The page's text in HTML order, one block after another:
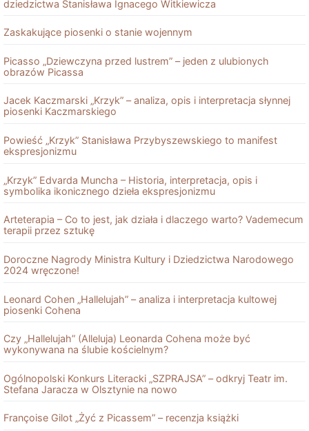
dziedzictwa Stanisława Ignacego Witkiewicza
Zaskakujące piosenki o stanie wojennym
Picasso „Dziewczyna przed lustrem” – jeden z ulubionych
obrazów Picassa
Jacek Kaczmarski „Krzyk” – analiza, opis i interpretacja słynnej
piosenki Kaczmarskiego
Powieść „Krzyk” Stanisława Przybyszewskiego to manifest
ekspresjonizmu
„Krzyk” Edvarda Muncha – Historia, interpretacja, opis i
symbolika ikonicznego dzieła ekspresjonizmu
Arteterapia – Co to jest, jak działa i dlaczego warto? Vademecum
terapii przez sztukę
Doroczne Nagrody Ministra Kultury i Dziedzictwa Narodowego
2024 wręczone!
Leonard Cohen „Hallelujah” – analiza i interpretacja kultowej
piosenki Cohena
Czy „Hallelujah” (Alleluja) Leonarda Cohena może być
wykonywana na ślubie kościelnym?
Ogólnopolski Konkurs Literacki „SZPRAJSA” – odkryj Teatr im.
Stefana Jaracza w Olsztynie na nowo
Françoise Gilot „Żyć z Picassem” – recenzja książki